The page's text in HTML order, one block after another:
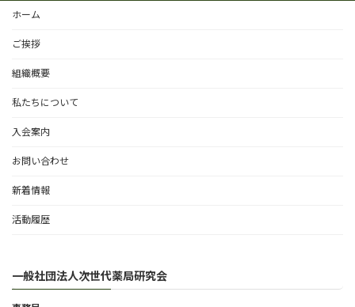
ホーム
ご挨拶
組織概要
私たちについて
入会案内
お問い合わせ
新着情報
活動履歴
一般社団法人次世代薬局研究会